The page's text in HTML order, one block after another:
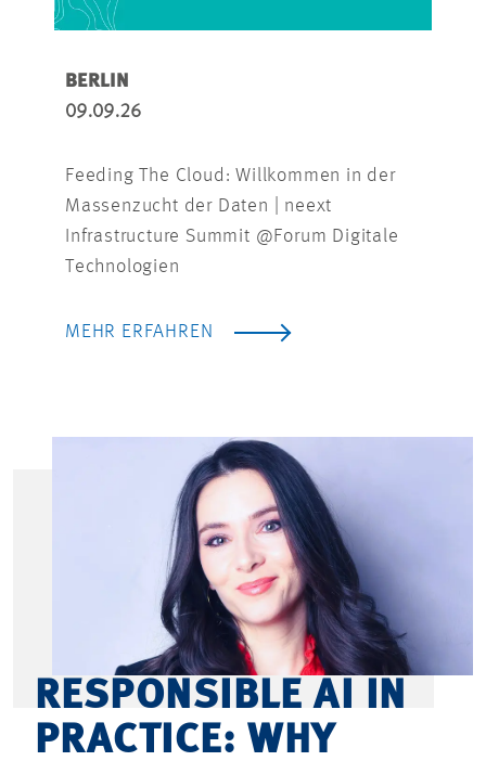
BERLIN
09.09.26
Feeding The Cloud: Willkommen in der
Massenzucht der Daten | neext
Infrastructure Summit @Forum Digitale
Technologien
MEHR ERFAHREN
RESPONSIBLE AI IN
PRACTICE: WHY